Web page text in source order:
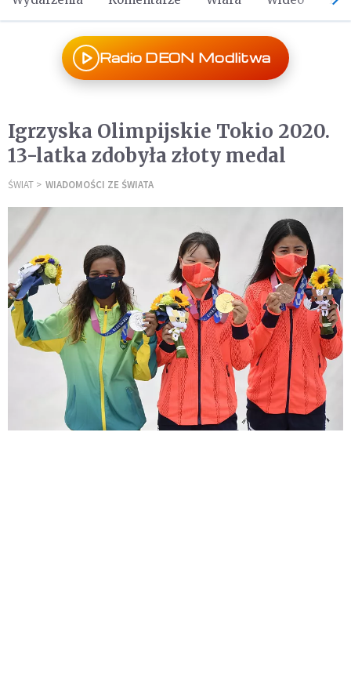
Radio DEON Modlitwa
Igrzyska Olimpijskie Tokio 2020.
13-latka zdobyła złoty medal
ŚWIAT WIADOMOŚCI ZE ŚWIATA